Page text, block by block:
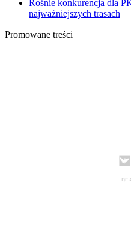
Rośnie konkurencja dla
najważniejszych trasach
Promowane treści